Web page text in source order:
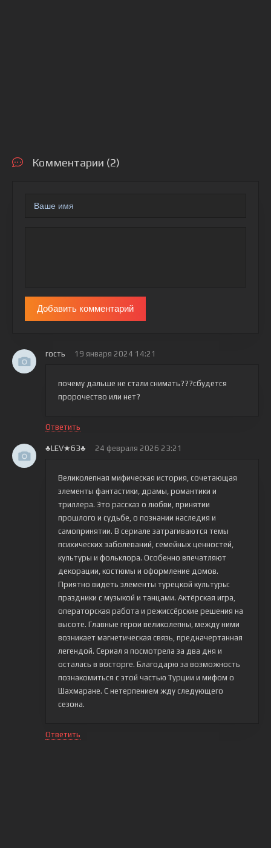
Комментарии (2)
Добавить комментарий
гость 19 января 2024 14:21
почему дальше не стали снимать???сбудется
пророчество или нет?
Ответить
♣LEV★63♣ 24 февраля 2026 23:21
Великолепная мифическая история, сочетающая
элементы фантастики, драмы, романтики и
триллера. Это рассказ о любви, принятии
прошлого и судьбе, о познании наследия и
самопринятии. В сериале затрагиваются темы
психических заболеваний, семейных ценностей,
культуры и фольклора. Особенно впечатляют
декорации, костюмы и оформление домов.
Приятно видеть элементы турецкой культуры:
праздники с музыкой и танцами. Актёрская игра,
операторская работа и режиссёрские решения на
высоте. Главные герои великолепны, между ними
возникает магнетическая связь, предначертанная
легендой. Сериал я посмотрела за два дня и
осталась в восторге. Благодарю за возможность
познакомиться с этой частью Турции и мифом о
Шахмаране. С нетерпением жду следующего
сезона.
Ответить